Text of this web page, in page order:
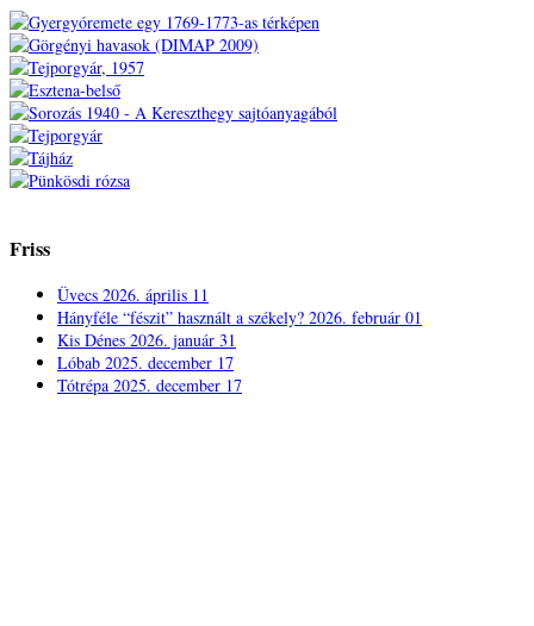
Friss
Üvecs 2026. április 11
Hányféle “fészit” használt a székely? 2026. február 01
Kis Dénes 2026. január 31
Lóbab 2025. december 17
Tótrépa 2025. december 17